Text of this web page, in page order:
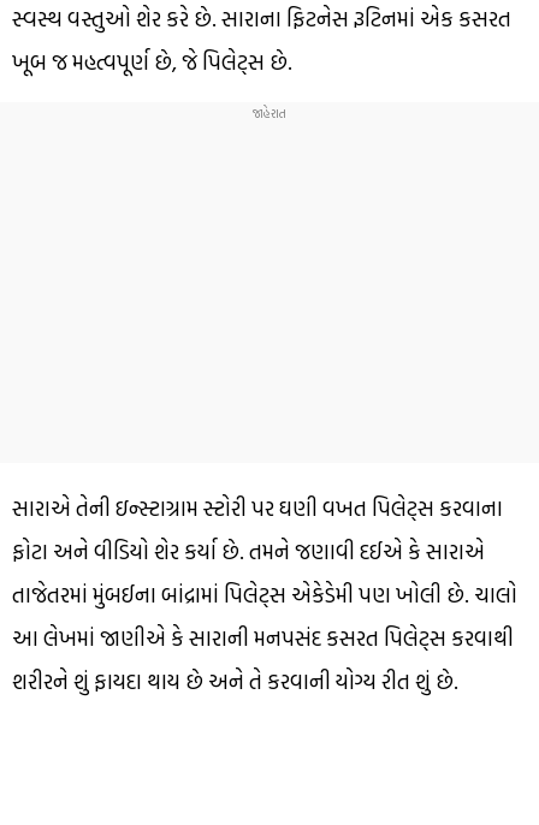
સ્વસ્થ વસ્તુઓ શેર કરે છે. સારાના ફિટનેસ રૂટિનમાં એક કસરત
ખૂબ જ મહત્વપૂર્ણ છે, જે પિલેટ્સ છે.
સારાએ તેની ઇન્સ્ટાગ્રામ સ્ટોરી પર ઘણી વખત પિલેટ્સ કરવાના
ફોટા અને વીડિયો શેર કર્યા છે. તમને જણાવી દઈએ કે સારાએ
તાજેતરમાં મુંબઈના બાંદ્રામાં પિલેટ્સ એકેડેમી પણ ખોલી છે. ચાલો
આ લેખમાં જાણીએ કે સારાની મનપસંદ કસરત પિલેટ્સ કરવાથી
શરીરને શું ફાયદા થાય છે અને તે કરવાની યોગ્ય રીત શું છે.